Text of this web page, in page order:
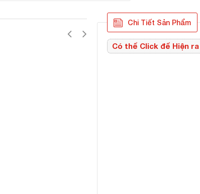
Chi Tiết Sản Phẩm
Có thể Click để Hiện